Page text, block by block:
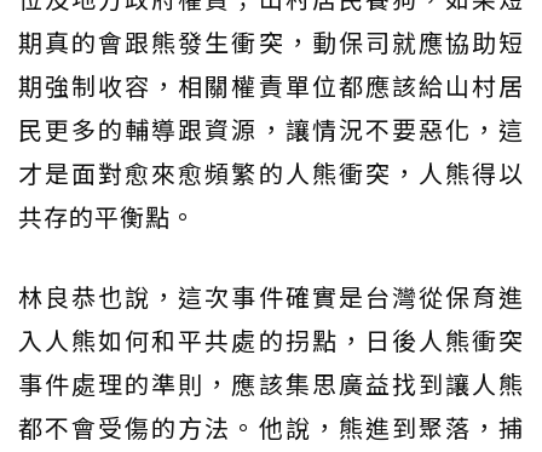
期真的會跟熊發生衝突，動保司就應協助短
期強制收容，相關權責單位都應該給山村居
民更多的輔導跟資源，讓情況不要惡化，這
才是面對愈來愈頻繁的人熊衝突，人熊得以
共存的平衡點。
林良恭也說，這次事件確實是台灣從保育進
入人熊如何和平共處的拐點，日後人熊衝突
事件處理的準則，應該集思廣益找到讓人熊
都不會受傷的方法。他說，熊進到聚落，捕